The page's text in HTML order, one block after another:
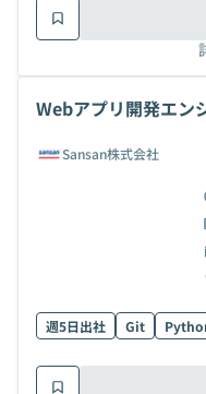
Webアプリ開発エン
Sansan株式会社
週5日出社 Git